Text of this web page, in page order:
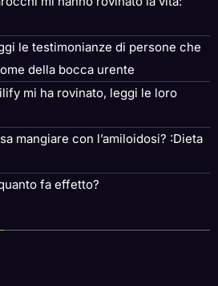
mi hanno rovinato la vita:
le testimonianze di persone che
della bocca urente
mi ha rovinato, leggi le loro
mangiare con l’amiloidosi? :Dieta
fa effetto?